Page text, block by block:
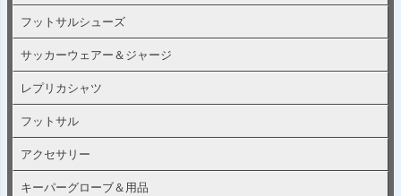
フットサルシューズ
サッカーウェアー＆ジャージ
レプリカシャツ
フットサル
アクセサリー
キーパーグローブ＆用品